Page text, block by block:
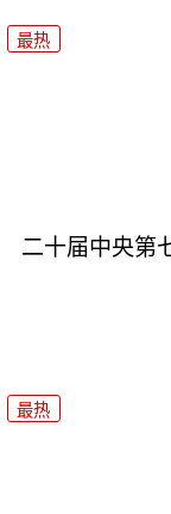
最热
二十届中央第
最热